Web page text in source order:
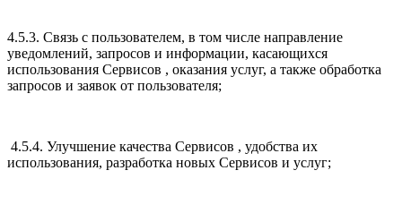
4.5.3. Связь с пользователем, в том числе направление
уведомлений, запросов и информации, касающихся
использования Сервисов , оказания услуг, а также обработка
запросов и заявок от пользователя;
4.5.4. Улучшение качества Сервисов , удобства их
использования, разработка новых Сервисов и услуг;